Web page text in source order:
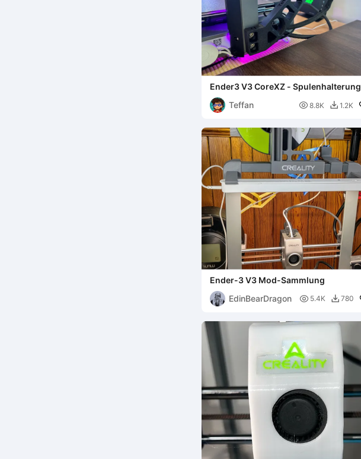
Ender3 V3 CoreXZ - Spulenhalterung
(nach hinten gerichtet)
Teffan
 8.8K  1.2K
Ender-3 V3 Mod-Sammlung
EdinBearDragon
 5.4K  780